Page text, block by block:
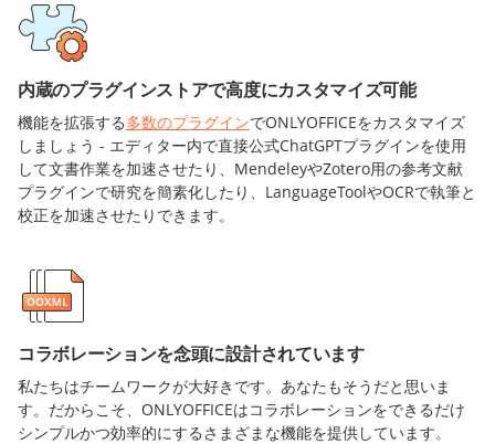
内蔵のプラグインストアで高度にカスタマイズ可能
機能を拡張する多数のプラグインでONLYOFFICEをカスタマイズ
しましょう - エディター内で直接公式ChatGPTプラグインを使用
して文書作業を加速させたり、MendeleyやZotero用の参考文献
プラグインで研究を簡素化したり、LanguageToolやOCRで執筆と
校正を加速させたりできます。
コラボレーションを念頭に設計されています
私たちはチームワークが大好きです。あなたもそうだと思いま
す。だからこそ、ONLYOFFICEはコラボレーションをできるだけ
シンプルかつ効率的にするさまざまな機能を提供しています。